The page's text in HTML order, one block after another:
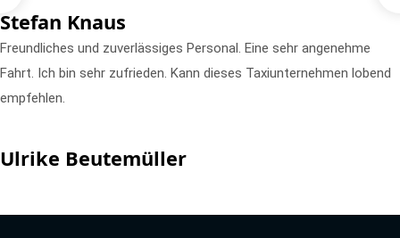
Stefan Knaus
Freundliches und zuverlässiges Personal. Eine sehr angenehme
Fahrt. Ich bin sehr zufrieden. Kann dieses Taxiunternehmen lobend
empfehlen.
Ulrike Beutemüller